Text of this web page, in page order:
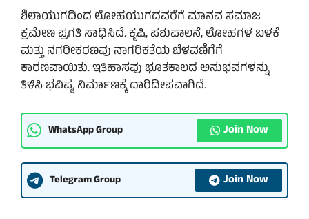
ಶಿಲಾಯುಗದಿಂದ ಲೋಹಯುಗದವರೆಗೆ ಮಾನವ ಸಮಾಜ
ಕ್ರಮೇಣ ಪ್ರಗತಿ ಸಾಧಿಸಿದೆ. ಕೃಷಿ, ಪಶುಪಾಲನೆ, ಲೋಹಗಳ ಬಳಕೆ
ಮತ್ತು ನಗರೀಕರಣವು ನಾಗರಿಕತೆಯ ಬೆಳವಣಿಗೆಗೆ
ಕಾರಣವಾಯಿತು. ಇತಿಹಾಸವು ಭೂತಕಾಲದ ಅನುಭವಗಳನ್ನು
ತಿಳಿಸಿ ಭವಿಷ್ಯ ನಿರ್ಮಾಣಕ್ಕೆ ದಾರಿದೀಪವಾಗಿದೆ.
WhatsApp Group Join Now
Telegram Group Join Now